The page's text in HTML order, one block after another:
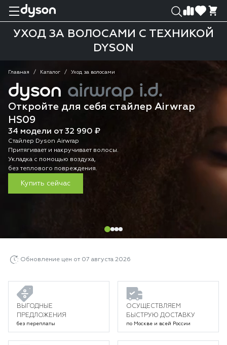
УХОД ЗА ВОЛОСАМИ С ТЕХНИКОЙ
DYSON
Главная Каталог Уход за волосами
dyson airwrap i.d.
Откройте для себя стайлер Airwrap
HS09
34 модели от 32 990 ₽
Стайлер Dyson Airwrap
Притягивает и накручивает волосы.
Укладка с помощью воздуха,
без теплового повреждения.
Купить сейчас
Обновление цен от 07 августа 2026
ВЫГОДНЫЕ
ПРЕДЛОЖЕНИЯ
без переплаты
ОСУЩЕСТВЛЯЕМ
БЫСТРУЮ ДОСТАВКУ
по Москве и всей России